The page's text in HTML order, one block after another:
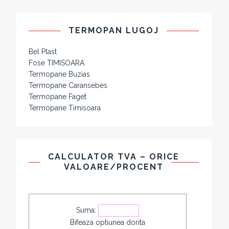
TERMOPAN LUGOJ
Bel Plast
Fose TIMISOARA
Termopane Buzias
Termopane Caransebes
Termopane Faget
Termopane Timisoara
CALCULATOR TVA – ORICE
VALOARE/PROCENT
Suma:
Bifeaza optiunea dorita